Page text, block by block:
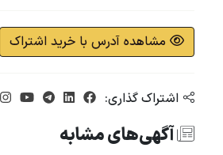
مشاهده آدرس با خرید اشتراک
اشتراک گذاری:
آگهی‌های مشابه